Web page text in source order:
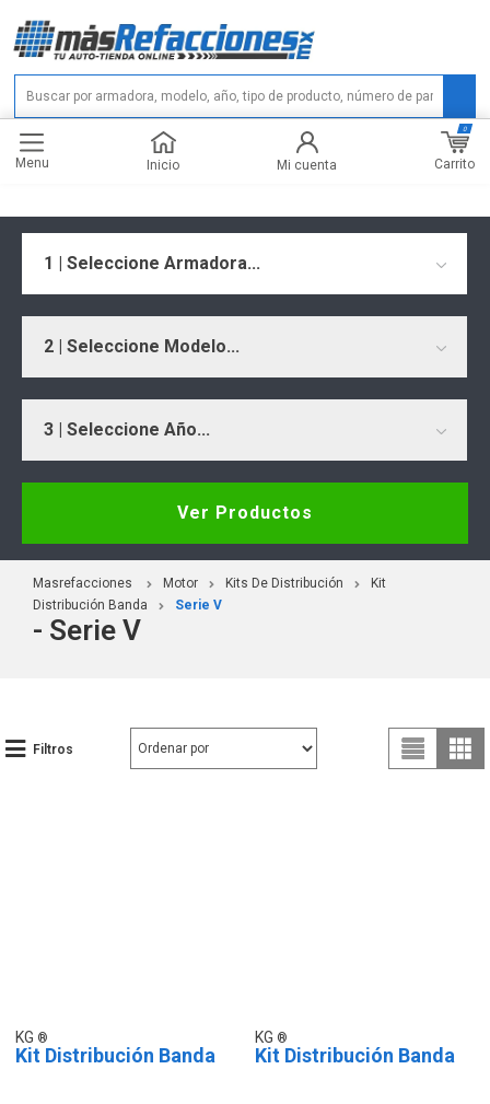
Menu Inicio Mi cuenta Carrito
0
1 | Seleccione Armadora...
2 | Seleccione Modelo...
3 | Seleccione Año...
Ver Productos
Masrefacciones Motor Kits De Distribución
Kit
Distribución Banda
Serie V
- Serie V
Filtros
KG
Kit Distribución Banda
KG
Kit Distribución Banda